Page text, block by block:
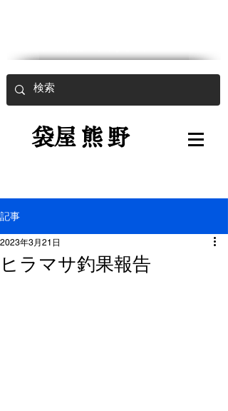
​袋屋熊野
記事
ヒラマサ釣果報告
2023年3月21日